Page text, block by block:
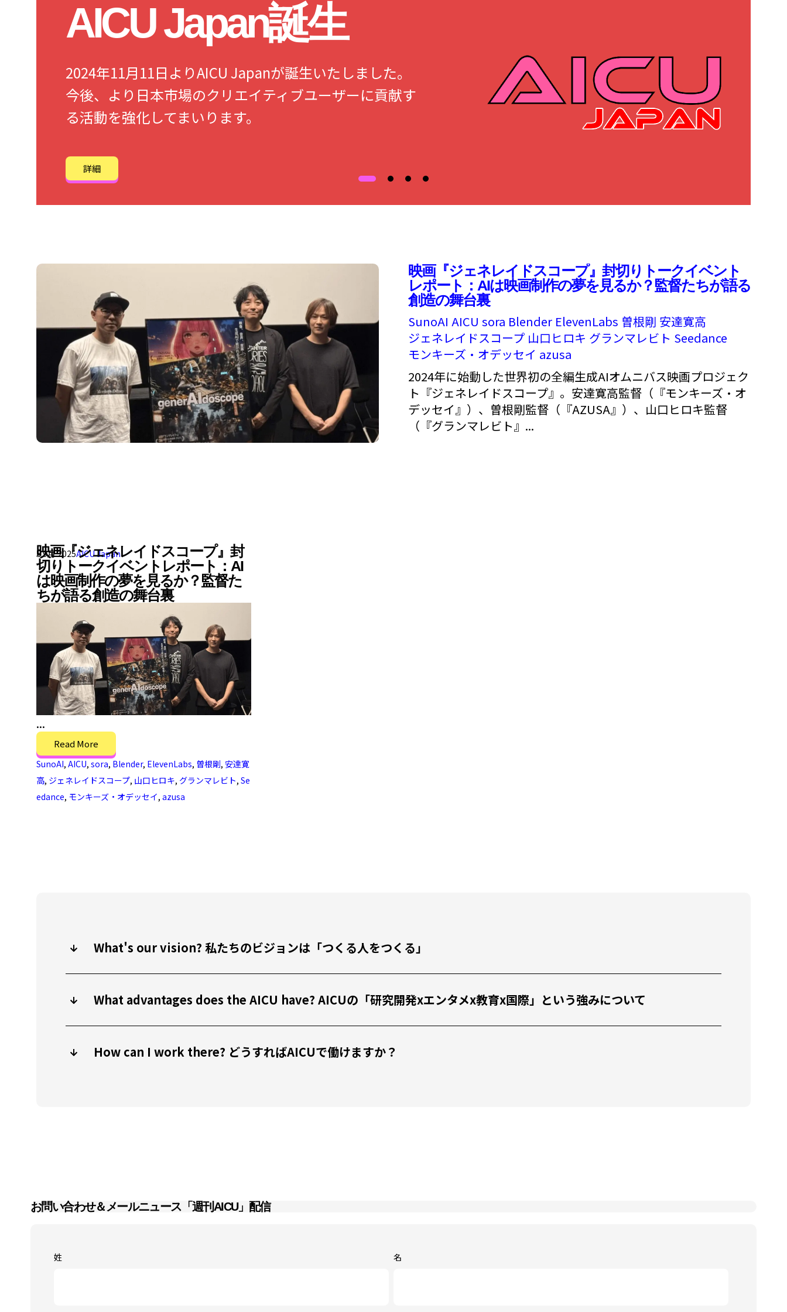
AICU Japan誕生
2024年11月11日よりAICU Japanが誕生いたしました。
今後、より日本市場のクリエイティブユーザーに貢献す
る活動を強化してまいります。
詳細
映画『ジェネレイドスコープ』封切りトークイベント
レポート：AIは映画制作の夢を見るか？監督たちが語る
創造の舞台裏
SunoAI AICU sora Blender ElevenLabs 曽根剛 安達寛高
ジェネレイドスコープ 山口ヒロキ グランマレビト Seedance
モンキーズ・オデッセイ azusa
2024年に始動した世界初の全編生成AIオムニバス映画プロジェク
ト『ジェネレイドスコープ』。安達寛高監督（『モンキーズ・オ
デッセイ』）、曽根剛監督（『AZUSA』）、山口ヒロキ監督
（『グランマレビト』...
映画『ジェネレイドスコープ』封
切りトークイベントレポート：AI
は映画制作の夢を見るか？監督た
ちが語る創造の舞台裏
5 9月 2025AICU Japan
...
Read More
SunoAI, AICU, sora, Blender, ElevenLabs, 曽根剛, 安達寛
高, ジェネレイドスコープ, 山口ヒロキ, グランマレビト, Se
edance, モンキーズ・オデッセイ, azusa
What's our vision? 私たちのビジョンは「つくる人をつくる」
What advantages does the AICU have? AICUの「研究開発xエンタメx教育x国際」という強みについて
How can I work there? どうすればAICUで働けますか？
お問い合わせ＆メールニュース「週刊AICU」配信
姓 名